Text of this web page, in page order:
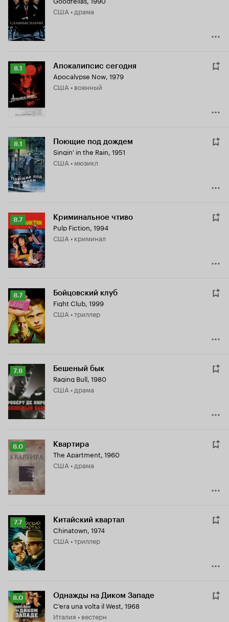
Кинопоиска
США • драма
Рейтинг
Кинопоиска
8.1
8.1 Апокалипсис сегодня
Apocalypse Now, 1979
США • военный
Рейтинг
Кинопоиска
8.1
8.1 Поющие под дождем
Singin' in the Rain, 1951
США • мюзикл
Рейтинг
Кинопоиска
8.7
8.7 Криминальное чтиво
Pulp Fiction, 1994
США • криминал
Рейтинг
Кинопоиска
8.7
8.7 Бойцовский клуб
Fight Club, 1999
США • триллер
Рейтинг
Кинопоиска
7.8
7.8 Бешеный бык
Raging Bull, 1980
США • драма
Рейтинг
Кинопоиска
8.0
8.0 Квартира
The Apartment, 1960
США • драма
Рейтинг
Кинопоиска
7.7
7.7 Китайский квартал
Chinatown, 1974
США • триллер
Рейтинг
Кинопоиска
8.0
8.0 Однажды на Диком Западе
C'era una volta il West, 1968
Италия • вестерн